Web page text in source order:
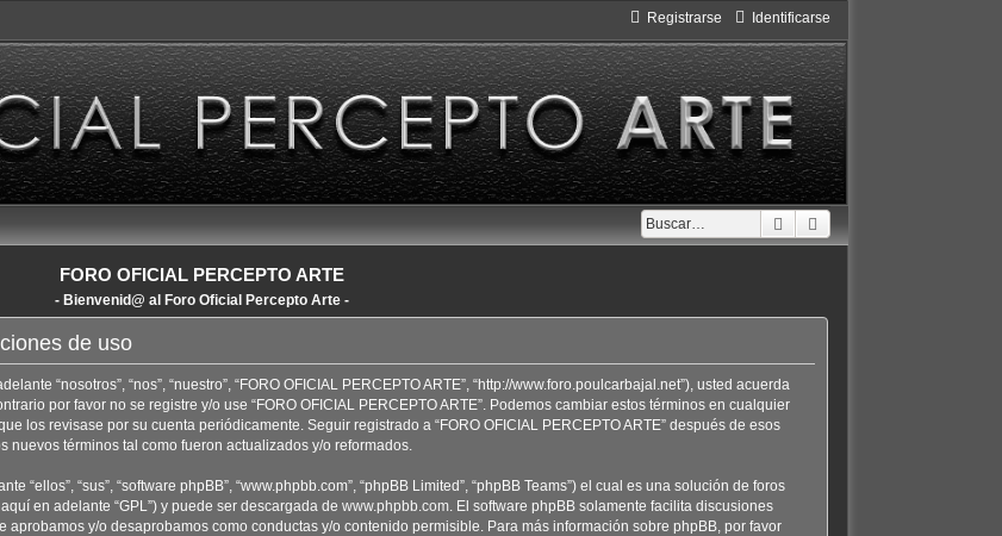
Identificarse
Registrarse
Buscar
FORO OFICIAL PERCEPTO ARTE
- Bienvenid@ al Foro Oficial Percepto Arte -
de uso
“nosotros”, “nos”, “nuestro”, “FORO OFICIAL PERCEPTO ARTE”, “http://www.foro.poulcarbajal.net”), usted acuerda
por favor no se registre y/o use “FORO OFICIAL PERCEPTO ARTE”. Podemos cambiar estos términos en cualquier
los revisase por su cuenta periódicamente. Seguir registrado a “FORO OFICIAL PERCEPTO ARTE” después de esos
términos tal como fueron actualizados y/o reformados.
“ellos”, “sus”, “software phpBB”, “www.phpbb.com”, “phpBB Limited”, “phpBB Teams”) el cual es una solución de foros
aquí en adelante “GPL”) y puede ser descargada de www.phpbb.com. El software phpBB solamente facilita discusiones
y/o desaprobamos como conductas y/o contenido permisible. Para más información sobre phpBB, por favor